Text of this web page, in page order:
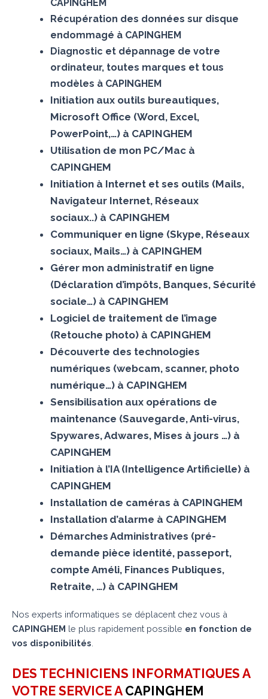
CAPINGHEM
Récupération des données sur disque
endommagé à CAPINGHEM
Diagnostic et dépannage de votre
ordinateur, toutes marques et tous
modèles à CAPINGHEM
Initiation aux outils bureautiques,
Microsoft Office (Word, Excel,
PowerPoint,…) à CAPINGHEM
Utilisation de mon PC/Mac à
CAPINGHEM
Initiation à Internet et ses outils (Mails,
Navigateur Internet, Réseaux
sociaux..) à CAPINGHEM
Communiquer en ligne (Skype, Réseaux
sociaux, Mails…) à CAPINGHEM
Gérer mon administratif en ligne
(Déclaration d’impôts, Banques, Sécurité
sociale…) à CAPINGHEM
Logiciel de traitement de l’image
(Retouche photo) à CAPINGHEM
Découverte des technologies
numériques (webcam, scanner, photo
numérique…) à CAPINGHEM
Sensibilisation aux opérations de
maintenance (Sauvegarde, Anti-virus,
Spywares, Adwares, Mises à jours …) à
CAPINGHEM
Initiation à l’IA (Intelligence Artificielle) à
CAPINGHEM
Installation de caméras à CAPINGHEM
Installation d’alarme à CAPINGHEM
Démarches Administratives (pré-
demande pièce identité, passeport,
compte Améli, Finances Publiques,
Retraite, …) à CAPINGHEM
Nos experts informatiques se déplacent chez vous à
CAPINGHEM le plus rapidement possible en fonction de
vos disponibilités.
DES TECHNICIENS INFORMATIQUES A
VOTRE SERVICE A CAPINGHEM